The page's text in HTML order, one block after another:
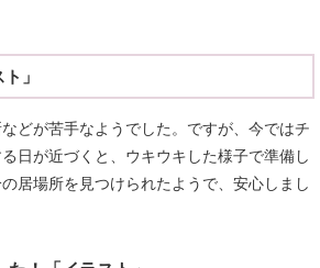
」
どが苦手なようでした。ですが、今ではチ
日が近づくと、ウキウキした様子で準備し
居場所を見つけられたようで、安心しまし